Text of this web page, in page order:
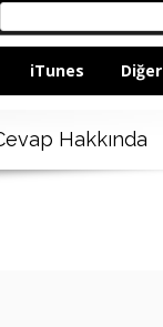
iTunes Diğer
Hakkında